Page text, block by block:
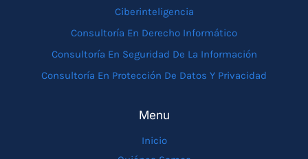
Ciberinteligencia
Consultoría En Derecho Informático
Consultoría En Seguridad De La Información
Consultoría En Protección De Datos Y Privacidad
Menu
Inicio